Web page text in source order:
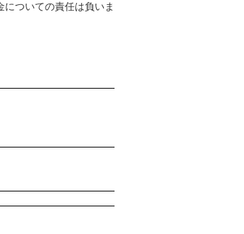
ついての責任は負いま